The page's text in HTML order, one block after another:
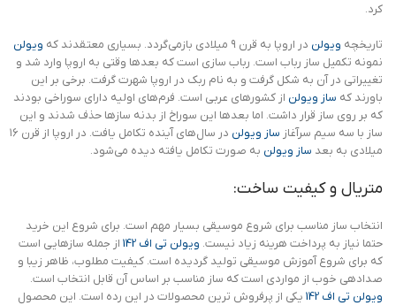
کرد.
تاریخچه ویولن در اروپا به قرن ۹ میلادی بازمی‌گردد. بسیاری معتقدند که
ویولن
نمونه تکمیل ساز رباب است. رباب سازی است که بعدها وقتی به اروپا وارد شد و
تغییراتی در آن به شکل گرفت و به نام ربک در اروپا شهرت گرفت. برخی بر این
باورند که ساز ویولن از کشورهای عربی است. فرم‌های اولیه دارای سوراخی بودند
که بر روی ساز قرار داشت. اما بعدها این سوراخ از بدنه سازها حذف شدند و این
ساز با سه سیم سرآغاز ساز ویولن
در سال‌های آینده تکامل یافت. در اروپا از قرن ۱۶
میلادی به بعد ساز ویولن به صورت تکامل یافته دیده می‌شود.
متریال و کیفیت ساخت:
انتخاب ساز مناسب برای شروع موسیقی بسیار مهم است. برای شروع این خرید
حتما نیاز به پرداخت هرینه زیاد نیست. ویولن تی اف 142
از جمله سازهایی است
که برای شروع آموزش موسیقی تولید گردیده است. کیفیت مطلوب، ظاهر زیبا و
صدادهی خوب از مواردی است که ساز مناسب بر اساس آن قابل انتخاب است.
ویولن تی اف 142
یکی از پرفروش ترین محصولات در این رده است. این محصول